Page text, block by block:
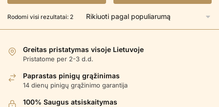
Rodomi visi rezultatai: 2Rūšiuojama
Greitas pristatymas visoje Lietuvoje
Pristatome per 2-3 d.d.
Paprastas pinigų grąžinimas
14 dienų pinigų grąžinimo garantija
100% Saugus atsiskaitymas